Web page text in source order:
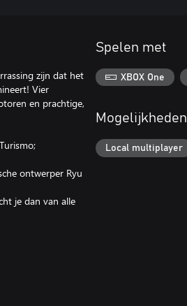
zijn dat het
Vier
en prachtige,
ontwerper Ryu
je dan van alle
Spelen met
XBOX One
Mogelijkheden
Local multiplayer